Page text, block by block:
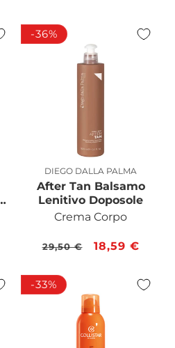
-36%
Produttore:
DIEGO DALLA PALMA
After Tan Balsamo
Lenitivo Doposole
Crema Corpo
Prezzo
listino
29,50 €
Prezzo
18,59 €
-33%